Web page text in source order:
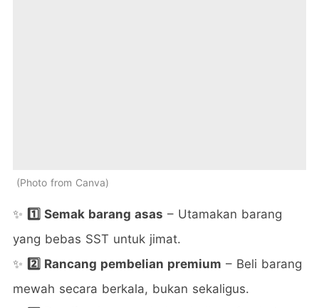
Photo from Canva
✨ 1️⃣ Semak barang asas – Utamakan barang
yang bebas SST untuk jimat.
✨ 2️⃣ Rancang pembelian premium – Beli barang
mewah secara berkala, bukan sekaligus.